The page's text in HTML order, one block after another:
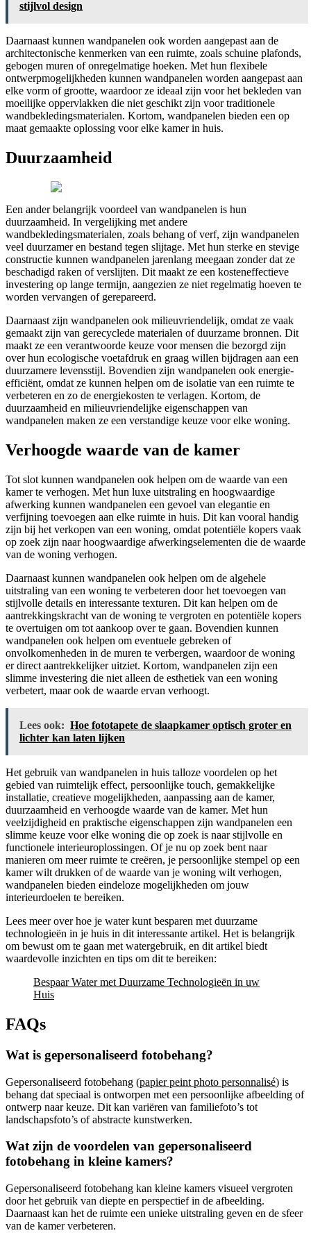
stijlvol design
Daarnaast kunnen wandpanelen ook worden aangepast aan de
architectonische kenmerken van een ruimte, zoals schuine plafonds,
gebogen muren of onregelmatige hoeken. Met hun flexibele
ontwerpmogelijkheden kunnen wandpanelen worden aangepast aan
elke vorm of grootte, waardoor ze ideaal zijn voor het bekleden van
moeilijke oppervlakken die niet geschikt zijn voor traditionele
wandbekledingsmaterialen. Kortom, wandpanelen bieden een op
maat gemaakte oplossing voor elke kamer in huis.
Duurzaamheid
Een ander belangrijk voordeel van wandpanelen is hun
duurzaamheid. In vergelijking met andere
wandbekledingsmaterialen, zoals behang of verf, zijn wandpanelen
veel duurzamer en bestand tegen slijtage. Met hun sterke en stevige
constructie kunnen wandpanelen jarenlang meegaan zonder dat ze
beschadigd raken of verslijten. Dit maakt ze een kosteneffectieve
investering op lange termijn, aangezien ze niet regelmatig hoeven te
worden vervangen of gerepareerd.
Daarnaast zijn wandpanelen ook milieuvriendelijk, omdat ze vaak
gemaakt zijn van gerecyclede materialen of duurzame bronnen. Dit
maakt ze een verantwoorde keuze voor mensen die bezorgd zijn
over hun ecologische voetafdruk en graag willen bijdragen aan een
duurzamere levensstijl. Bovendien zijn wandpanelen ook energie-
efficiënt, omdat ze kunnen helpen om de isolatie van een ruimte te
verbeteren en zo de energiekosten te verlagen. Kortom, de
duurzaamheid en milieuvriendelijke eigenschappen van
wandpanelen maken ze een verstandige keuze voor elke woning.
Verhoogde waarde van de kamer
Tot slot kunnen wandpanelen ook helpen om de waarde van een
kamer te verhogen. Met hun luxe uitstraling en hoogwaardige
afwerking kunnen wandpanelen een gevoel van elegantie en
verfijning toevoegen aan elke ruimte in huis. Dit kan vooral handig
zijn bij het verkopen van een woning, omdat potentiële kopers vaak
op zoek zijn naar hoogwaardige afwerkingselementen die de waarde
van de woning verhogen.
Daarnaast kunnen wandpanelen ook helpen om de algehele
uitstraling van een woning te verbeteren door het toevoegen van
stijlvolle details en interessante texturen. Dit kan helpen om de
aantrekkingskracht van de woning te vergroten en potentiële kopers
te overtuigen om tot aankoop over te gaan. Bovendien kunnen
wandpanelen ook helpen om eventuele gebreken of
onvolkomenheden in de muren te verbergen, waardoor de woning
er direct aantrekkelijker uitziet. Kortom, wandpanelen zijn een
slimme investering die niet alleen de esthetiek van een woning
verbetert, maar ook de waarde ervan verhoogt.
Lees ook: Hoe fototapete de slaapkamer optisch groter en
lichter kan laten lijken
Het gebruik van wandpanelen in huis talloze voordelen op het
gebied van ruimtelijk effect, persoonlijke touch, gemakkelijke
installatie, creatieve mogelijkheden, aanpassing aan de kamer,
duurzaamheid en verhoogde waarde van de kamer. Met hun
veelzijdigheid en praktische eigenschappen zijn wandpanelen een
slimme keuze voor elke woning die op zoek is naar stijlvolle en
functionele interieuroplossingen. Of je nu op zoek bent naar
manieren om meer ruimte te creëren, je persoonlijke stempel op een
kamer wilt drukken of de waarde van je woning wilt verhogen,
wandpanelen bieden eindeloze mogelijkheden om jouw
interieurdoelen te bereiken.
Lees meer over hoe je water kunt besparen met duurzame
technologieën in je huis in dit interessante artikel. Het is belangrijk
om bewust om te gaan met watergebruik, en dit artikel biedt
waardevolle inzichten en tips om dit te bereiken:
Bespaar Water met Duurzame Technologieën in uw
Huis
FAQs
Wat is gepersonaliseerd fotobehang?
Gepersonaliseerd fotobehang (papier peint photo personnalisé) is
behang dat speciaal is ontworpen met een persoonlijke afbeelding of
ontwerp naar keuze. Dit kan variëren van familiefoto’s tot
landschapsfoto’s of abstracte kunstwerken.
Wat zijn de voordelen van gepersonaliseerd
fotobehang in kleine kamers?
Gepersonaliseerd fotobehang kan kleine kamers visueel vergroten
door het gebruik van diepte en perspectief in de afbeelding.
Daarnaast kan het de ruimte een unieke uitstraling geven en de sfeer
van de kamer verbeteren.